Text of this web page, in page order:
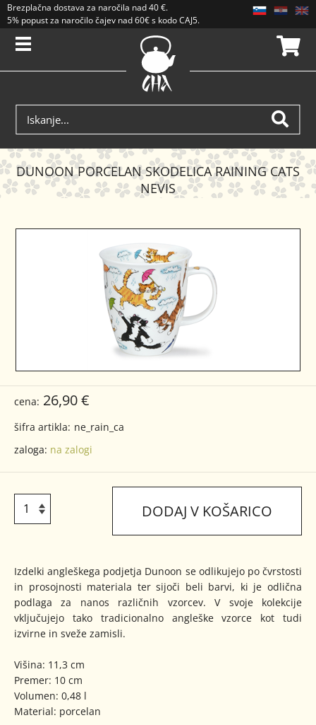
Brezplačna dostava za naročila nad40 €.
5% popust za naročilo čajev nad 60€ s kodo CAJ5. Popusti se ne seštevajo.
DUNOON PORCELAN SKODELICA RAINING CATS
NEVIS
cena: 26,90 €
šifra artikla: ne_rain_ca
zaloga: na zalogi
DODAJ V KOŠARICO
Izdelki angleškega podjetja Dunoon se odlikujejo po čvrstosti
in prosojnosti materiala ter sijoči beli barvi, ki je odlična
podlaga za nanos različnih vzorcev. V svoje kolekcije
vključujejo tako tradicionalno angleške vzorce kot tudi
izvirne in sveže zamisli.
Višina: 11,3 cm
Premer: 10 cm
Volumen: 0,48 l
Material: porcelan